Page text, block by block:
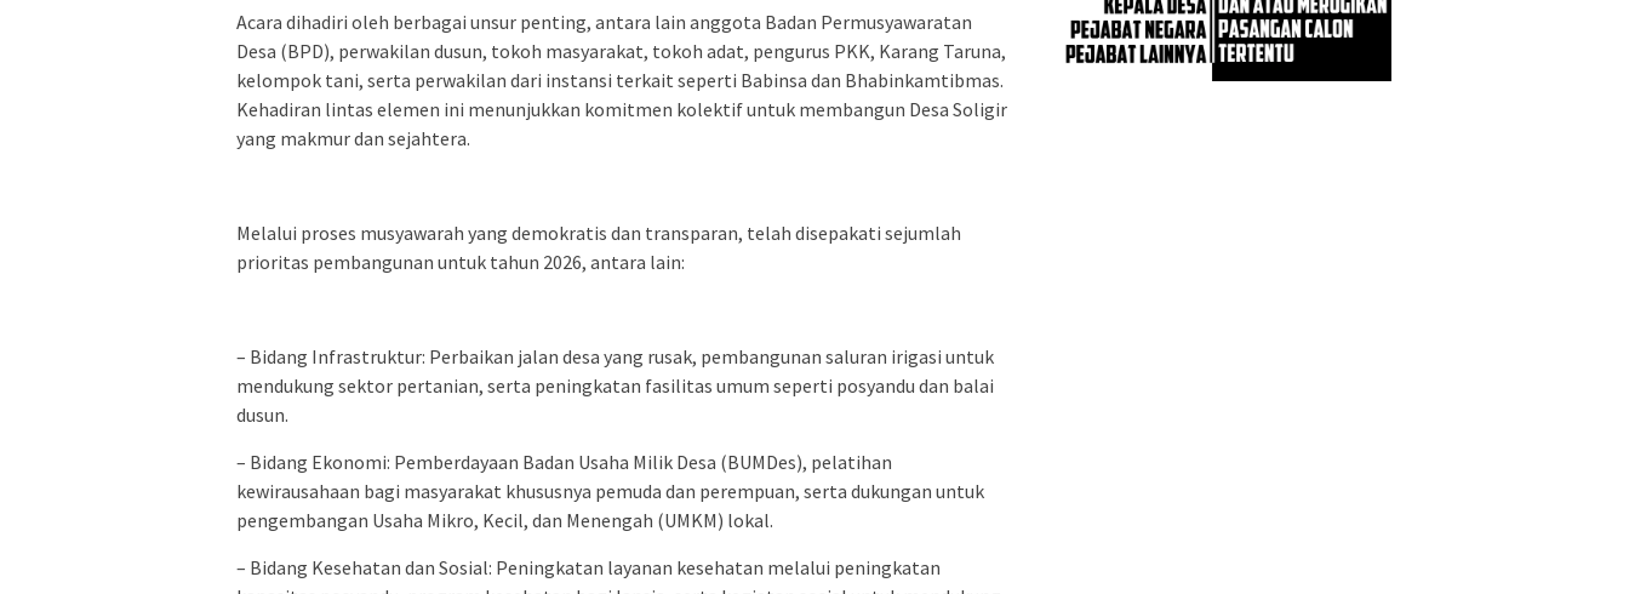
Acara dihadiri oleh berbagai unsur penting, antara lain anggota Badan Permusyawaratan
Desa (BPD), perwakilan dusun, tokoh masyarakat, tokoh adat, pengurus PKK, Karang Taruna,
kelompok tani, serta perwakilan dari instansi terkait seperti Babinsa dan Bhabinkamtibmas.
Kehadiran lintas elemen ini menunjukkan komitmen kolektif untuk membangun Desa Soligir
yang makmur dan sejahtera.
Melalui proses musyawarah yang demokratis dan transparan, telah disepakati sejumlah
prioritas pembangunan untuk tahun 2026, antara lain:
– Bidang Infrastruktur: Perbaikan jalan desa yang rusak, pembangunan saluran irigasi untuk
mendukung sektor pertanian, serta peningkatan fasilitas umum seperti posyandu dan balai
dusun.
– Bidang Ekonomi: Pemberdayaan Badan Usaha Milik Desa (BUMDes), pelatihan
kewirausahaan bagi masyarakat khususnya pemuda dan perempuan, serta dukungan untuk
pengembangan Usaha Mikro, Kecil, dan Menengah (UMKM) lokal.
– Bidang Kesehatan dan Sosial: Peningkatan layanan kesehatan melalui peningkatan